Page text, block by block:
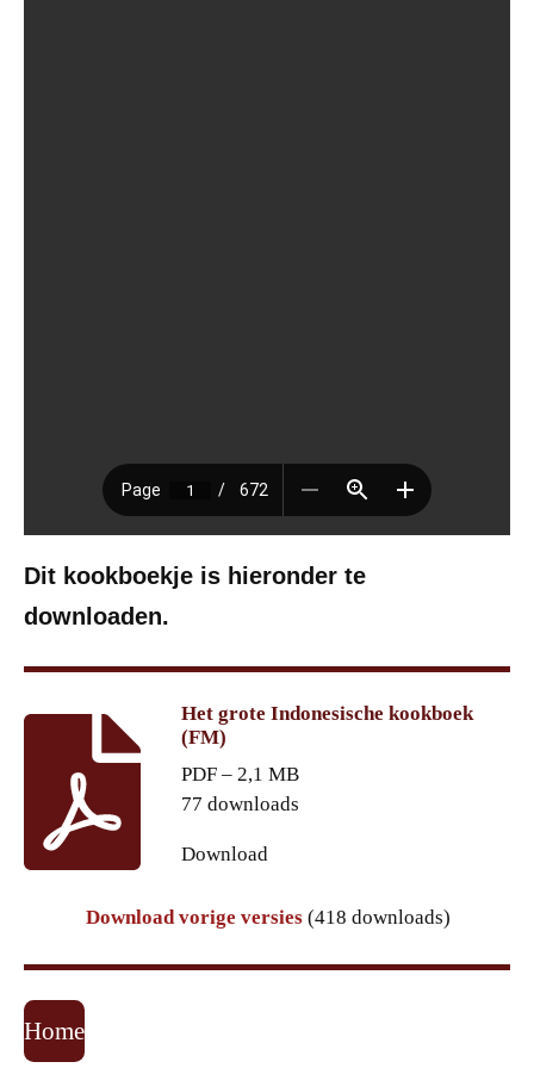
Dit kookboekje is hieronder te
downloaden.
Het grote Indonesische kookboek
(FM)
PDF – 2,1 MB
77 downloads
Download
Download vorige versies (418 downloads)
Home